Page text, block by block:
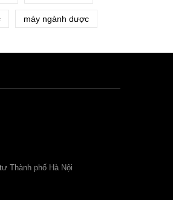
máy ngành dược
Thành phố Hà Nội